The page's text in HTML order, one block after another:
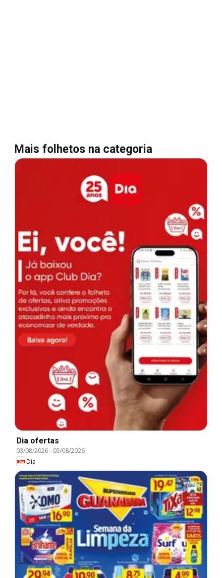
Mais folhetos na categoria
Dia ofertas
03/08/2026- 05/08/2026
Dia